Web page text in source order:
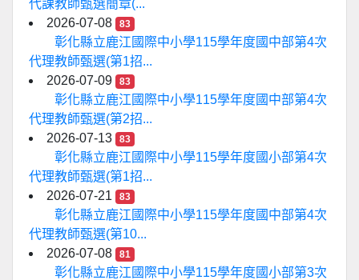
代課教師甄選簡章(...
2026-07-08
83
彰化縣立鹿江國際中小學115學年度國中部第4次
代理教師甄選(第1招...
2026-07-09
83
彰化縣立鹿江國際中小學115學年度國中部第4次
代理教師甄選(第2招...
2026-07-13
83
彰化縣立鹿江國際中小學115學年度國小部第4次
代理教師甄選(第1招...
2026-07-21
83
彰化縣立鹿江國際中小學115學年度國中部第4次
代理教師甄選(第10...
2026-07-08
81
彰化縣立鹿江國際中小學115學年度國小部第3次